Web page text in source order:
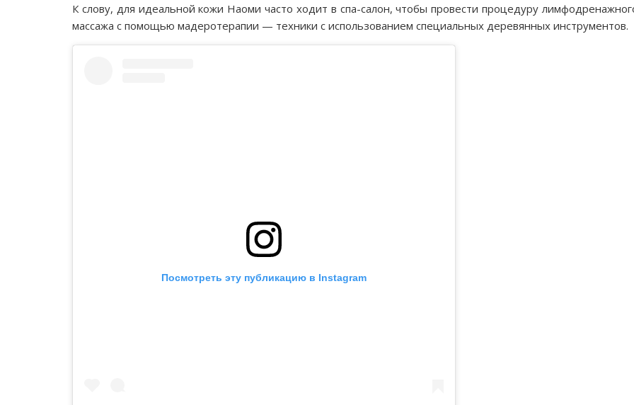
К слову, для идеальной кожи Наоми часто ходит в спа-салон, чтобы провести процедуру
массажа с помощью мадеротерапии — техники с использованием специальных деревянных инструментов.
Посмотреть эту публикацию в Instagram